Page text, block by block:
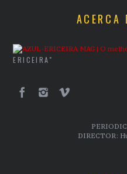
ACERCA
ERICEIRA"
DIRECTOR: